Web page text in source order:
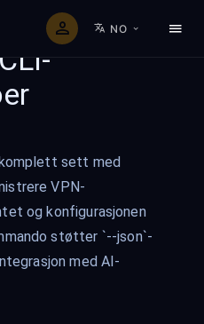
NO
sett med
VPN-
og konfigurasjonen
støtter `--json`-
med AI-